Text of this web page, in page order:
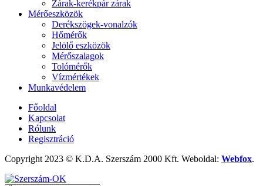
Zárak-kerékpár zárak
Mérőeszközök
Derékszögek-vonalzók
Hőmérők
Jelölő eszközök
Mérőszalagok
Tolómérők
Vízmértékek
Munkavédelem
Főoldal
Kapcsolat
Rólunk
Regisztráció
Copyright 2023 © K.D.A. Szerszám 2000 Kft. Weboldal: Webfox.